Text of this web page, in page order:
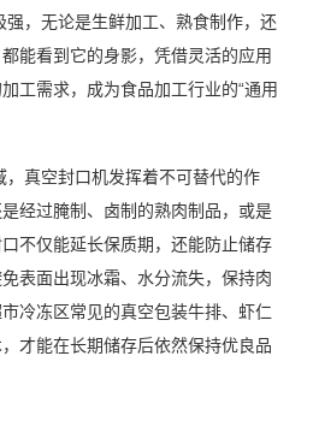
强，无论是生鲜加工、熟食制作，还
能看到它的身影，凭借灵活的应用
工需求，成为食品加工行业的“通用
，真空封口机发挥着不可替代的作
经过腌制、卤制的熟肉制品，或是
不仅能延长保质期，还能防止储存
表面出现冰霜、水分流失，保持肉
冷冻区常见的真空包装牛排、虾仁
才能在长期储存后依然保持优良品